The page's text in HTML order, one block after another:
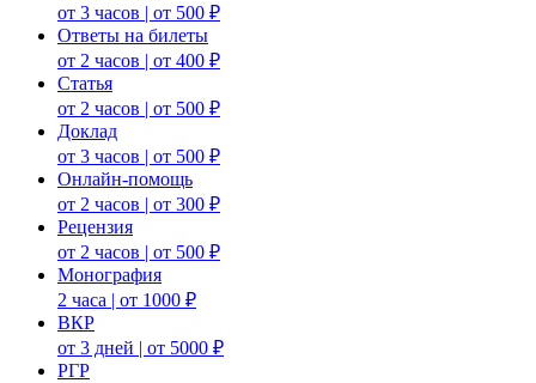
от 3 часов | от 500 ₽
Ответы на билеты
от 2 часов | от 400 ₽
Статья
от 2 часов | от 500 ₽
Доклад
от 3 часов | от 500 ₽
Онлайн-помощь
от 2 часов | от 300 ₽
Рецензия
от 2 часов | от 500 ₽
Монография
2 часа | от 1000 ₽
ВКР
от 3 дней | от 5000 ₽
РГР